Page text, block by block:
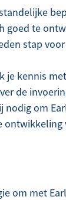
goed te
stap
je kennis
de
nodig om
om met